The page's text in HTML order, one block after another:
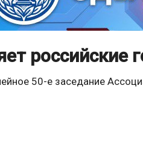
российские
50-е заседание